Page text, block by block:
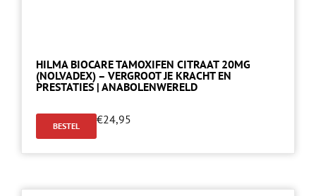
HILMA BIOCARE TAMOXIFEN CITRAAT 20MG
(NOLVADEX) – VERGROOT JE KRACHT EN
PRESTATIES | ANABOLENWERELD
BESTEL €24,95